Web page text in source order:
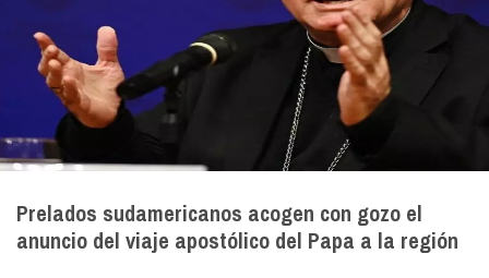
Prelados sudamericanos acogen con gozo el
anuncio del viaje apostólico del Papa a la región